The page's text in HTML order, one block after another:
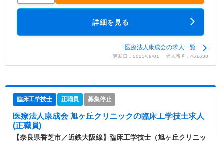
詳細を見る
医療法人康成会の求人一覧
更新日：2025/09/01 求人番号：461630
臨床工学技士 正職員 募集停止
医療法人康成会 旭ヶ丘クリニックの臨床工学技士求人
(正職員)
【奈良県香芝市／近鉄大阪線】臨床工学技士（旭ヶ丘クリニッ